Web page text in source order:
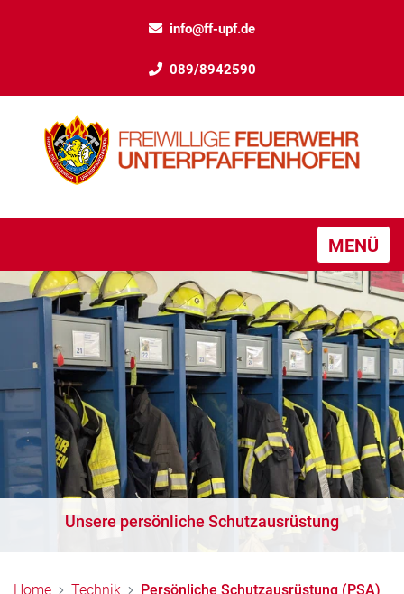
info@ff-upf.de
089/8942590
MENÜ
Unsere persönliche Schutzausrüstung
Home Technik Persönliche Schutzausrüstung (PSA)